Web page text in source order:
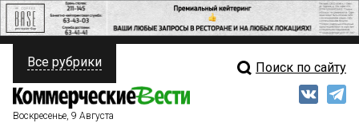
ПОЛИТИКА
ФИНАНСЫ
Свежий выпуск
Все рубрики Поиск по сайту
Воскресенье, 9 Августа